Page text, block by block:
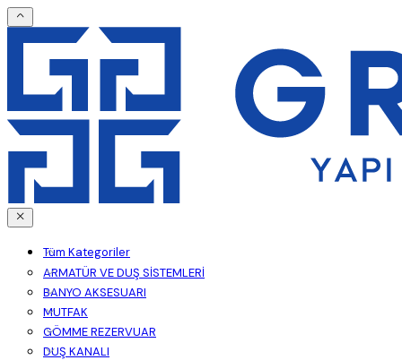
Tüm Kategoriler
ARMATÜR VE DUŞ SİSTEMLERİ
BANYO AKSESUARI
MUTFAK
GÖMME REZERVUAR
DUŞ KANALI